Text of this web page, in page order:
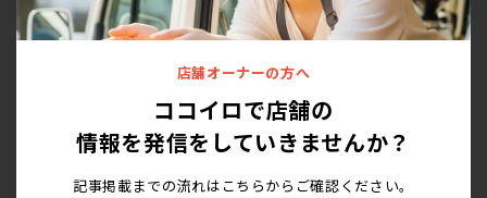
店舗オーナーの方へ
ココイロで店舗の
情報を発信をしていきませんか？
記事掲載までの流れはこちらからご確認ください。